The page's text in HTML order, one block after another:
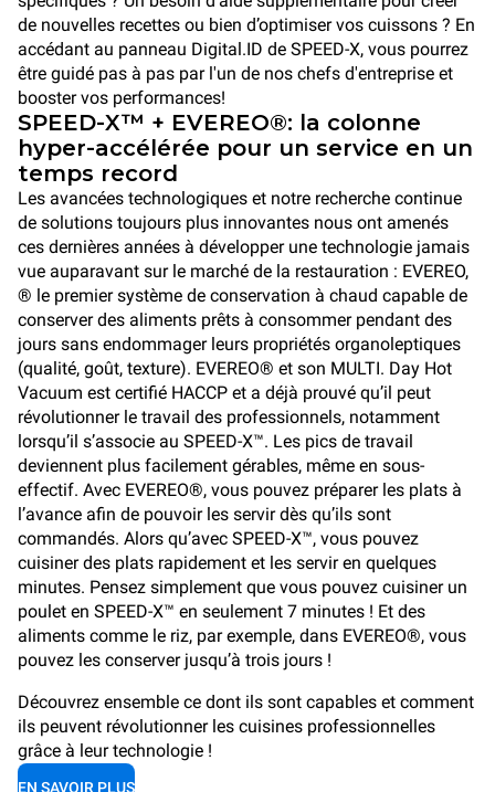
de nouvelles recettes ou bien d’optimiser vos cuissons ? En
accédant au panneau Digital.ID de SPEED-X, vous pourrez
être guidé pas à pas par l'un de nos chefs d'entreprise et
booster vos performances!
SPEED-X™ + EVEREO®: la colonne
hyper-accélérée pour un service en un
temps record
Les avancées technologiques et notre recherche continue
de solutions toujours plus innovantes nous ont amenés
ces dernières années à développer une technologie jamais
vue auparavant sur le marché de la restauration : EVEREO,
® le premier système de conservation à chaud capable de
conserver des aliments prêts à consommer pendant des
jours sans endommager leurs propriétés organoleptiques
(qualité, goût, texture). EVEREO® et son MULTI. Day Hot
Vacuum est certifié HACCP et a déjà prouvé qu’il peut
révolutionner le travail des professionnels, notamment
lorsqu’il s’associe au SPEED-X™. Les pics de travail
deviennent plus facilement gérables, même en sous-
effectif. Avec EVEREO®, vous pouvez préparer les plats à
l’avance afin de pouvoir les servir dès qu’ils sont
commandés. Alors qu’avec SPEED-X™, vous pouvez
cuisiner des plats rapidement et les servir en quelques
minutes. Pensez simplement que vous pouvez cuisiner un
poulet en SPEED-X™ en seulement 7 minutes ! Et des
aliments comme le riz, par exemple, dans EVEREO®, vous
pouvez les conserver jusqu’à trois jours !
Découvrez ensemble ce dont ils sont capables et comment
ils peuvent révolutionner les cuisines professionnelles
grâce à leur technologie !
EN SAVOIR PLUS